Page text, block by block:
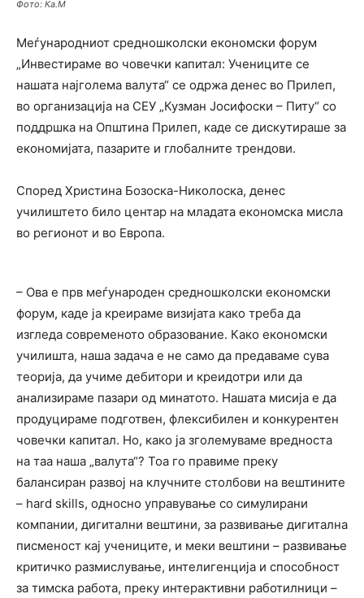
Фото: Ка.М
Меѓународниот средношколски економски форум
„Инвестираме во човечки капитал: Учениците се
нашата најголема валута“ се одржа денес во Прилеп,
во организација на СЕУ „Кузман Јосифоски – Питу“ со
поддршка на Општина Прилеп, каде се дискутираше за
економијата, пазарите и глобалните трендови.
Според Христина Бозоска-Николоска, денес
училиштето било центар на младата економска мисла
во регионот и во Европа.
– Ова е прв меѓународен средношколски економски
форум, каде ја креираме визијата како треба да
изгледа современото образование. Како економски
училишта, наша задача е не само да предаваме сува
теорија, да учиме дебитори и креидотри или да
анализираме пазари од минатото. Нашата мисија е да
продуцираме подготвен, флексибилен и конкурентен
човечки капитал. Но, како ја зголемуваме вредноста
на таа наша „валута“? Тоа го правиме преку
балансиран развој на клучните столбови на вештините
– hard skills, односно управување со симулирани
компании, дигитални вештини, за развивање дигитална
писменост кај учениците, и меки вештини – развивање
критичко размислување, интелигенција и способност
за тимска работа, преку интерактивни работилници –